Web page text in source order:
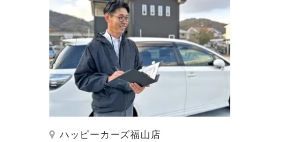
ハッピーカーズ福山店